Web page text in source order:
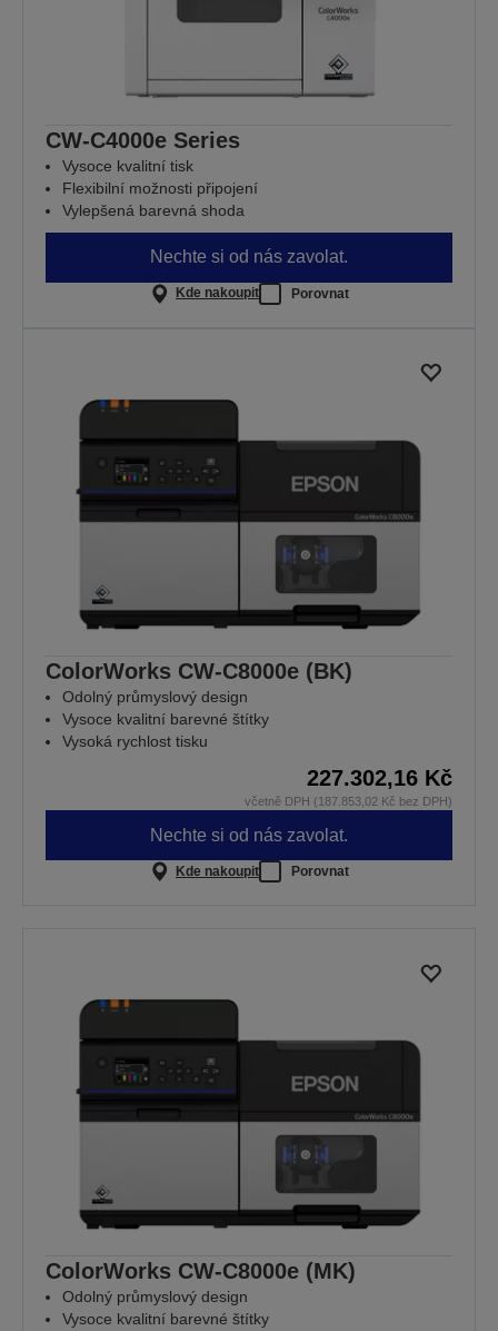
CW-C4000e Series
Vysoce kvalitní tisk
Flexibilní možnosti připojení
Vylepšená barevná shoda
Nechte si od nás zavolat.
Kde nakoupit Porovnat
ColorWorks CW-C8000e (BK)
Odolný průmyslový design
Vysoce kvalitní barevné štítky
Vysoká rychlost tisku
227.302,16 Kč
včetně DPH (187.853,02 Kč bez DPH)
Nechte si od nás zavolat.
Kde nakoupit Porovnat
ColorWorks CW-C8000e (MK)
Odolný průmyslový design
Vysoce kvalitní barevné štítky